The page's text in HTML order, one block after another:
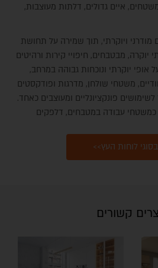
איים גדולים, דלתות מעוצבות,
מודרני ויוקרתי, תוך שמירה על תחושת
יוקרה, מבטבחים, חיפויי קירות ורהיטים
אופי יוקרתי ונוכחות גבוהה במרחב,
משטחי שולחן, מדרגות ופודקסטים
לשימושים פונקציונליים ומעוצבים כאחד.
כמשטחי עבודה במטבחים, דלפקים
לוחות העץ>>
קשורים